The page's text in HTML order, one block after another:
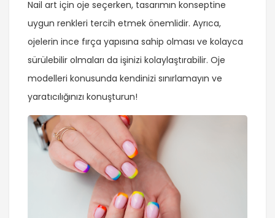
Nail art için oje seçerken, tasarımın konseptine
uygun renkleri tercih etmek önemlidir. Ayrıca,
ojelerin ince fırça yapısına sahip olması ve kolayca
sürülebilir olmaları da işinizi kolaylaştırabilir. Oje
modelleri konusunda kendinizi sınırlamayın ve
yaratıcılığınızı konuşturun!